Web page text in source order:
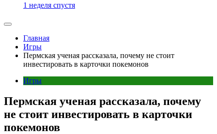
1 неделя спустя
Главная
Игры
Пермская ученая рассказала, почему не стоит
инвестировать в карточки покемонов
Игры
Пермская ученая рассказала, почему
не стоит инвестировать в карточки
покемонов